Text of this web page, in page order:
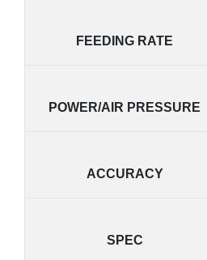
FEEDING RATE
POWER/AIR PRESSURE
ACCURACY
SPEC